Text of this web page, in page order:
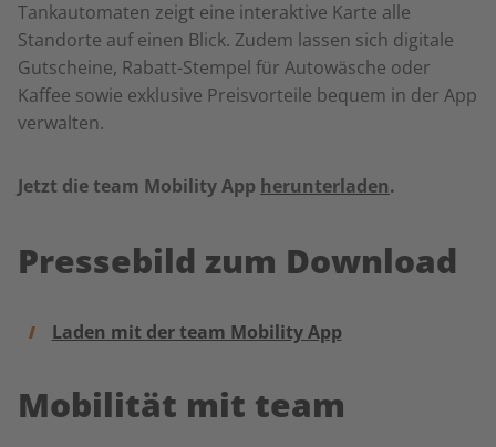
Tankautomaten zeigt eine interaktive Karte alle
Standorte auf einen Blick. Zudem lassen sich digitale
Gutscheine, Rabatt-Stempel für Autowäsche oder
Kaffee sowie exklusive Preisvorteile bequem in der App
verwalten.
Jetzt die team Mobility App herunterladen.
Pressebild zum Download
Laden mit der team Mobility App
Mobilität mit team